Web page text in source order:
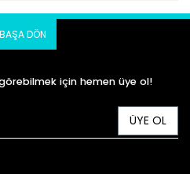
BAŞA DÖN
için hemen üye ol!
ÜYE OL